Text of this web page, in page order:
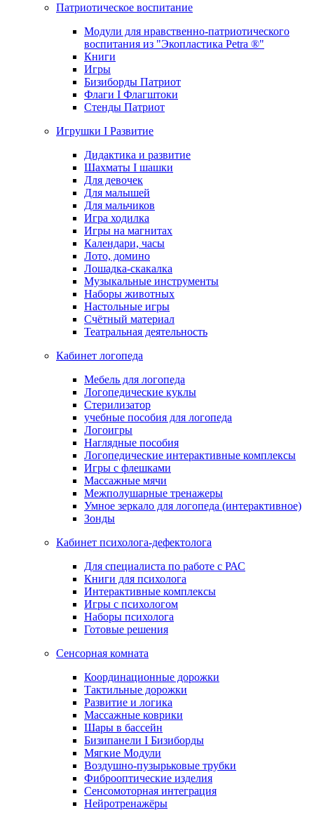
Патриотическое воспитание
Модули для нравственно-патриотического
воспитания из "Экопластика Petra ®"
Книги
Игры
Бизиборды Патриот
Флаги I Флагштоки
Стенды Патриот
Игрушки I Развитие
Дидактика и развитие
Шахматы I шашки
Для девочек
Для малышей
Для мальчиков
Игра ходилка
Игры на магнитах
Календари, часы
Лото, домино
Лошадка-скакалка
Музыкальные инструменты
Наборы животных
Настольные игры
Счётный материал
Театральная деятельность
Кабинет логопеда
Мебель для логопеда
Логопедические куклы
Стерилизатор
учебные пособия для логопеда
Логоигры
Наглядные пособия
Логопедические интерактивные комплексы
Игры с флешками
Массажные мячи
Межполушарные тренажеры
Умное зеркало для логопеда (интерактивное)
Зонды
Кабинет психолога-дефектолога
Для специалиста по работе с РАС
Книги для психолога
Интерактивные комплексы
Игры с психологом
Наборы психолога
Готовые решения
Сенсорная комната
Координационные дорожки
Тактильные дорожки
Развитие и логика
Массажные коврики
Шары в бассейн
Бизипанели I Бизиборды
Мягкие Модули
Воздушно-пузырьковые трубки
Фиброоптические изделия
Сенсомоторная интеграция
Нейротренажёры